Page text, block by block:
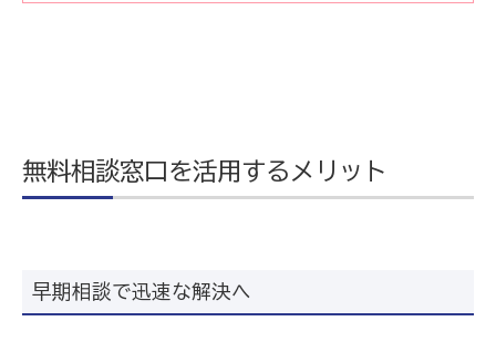
無料相談窓口を活用するメリット
早期相談で迅速な解決へ